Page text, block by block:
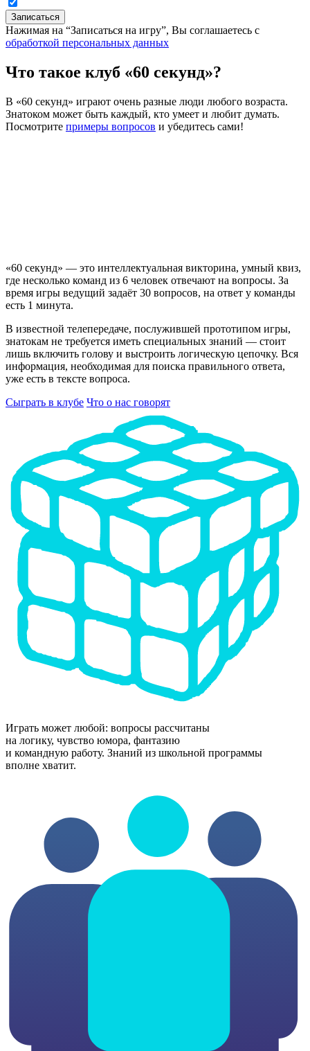
Записаться
Нажимая на “Записаться на игру”, Вы соглашаетесь с
обработкой персональных данных
Что такое клуб «60 секунд»?
В «60 секунд» играют очень разные люди любого возраста.
Знатоком может быть каждый, кто умеет и любит думать.
Посмотрите примеры вопросов и убедитесь сами!
«60 секунд» — это интеллектуальная викторина, умный квиз,
где несколько команд из 6 человек отвечают на вопросы. За
время игры ведущий задаёт 30 вопросов, на ответ у команды
есть 1 минута.
В известной телепередаче, послужившей прототипом игры,
знатокам не требуется иметь специальных знаний — стоит
лишь включить голову и выстроить логическую цепочку. Вся
информация, необходимая для поиска правильного ответа,
уже есть в тексте вопроса.
Сыграть в клубе Что о нас говорят
Играть может любой: вопросы рассчитаны
на логику, чувство юмора, фантазию
и командную работу. Знаний из школьной программы
вполне хватит.